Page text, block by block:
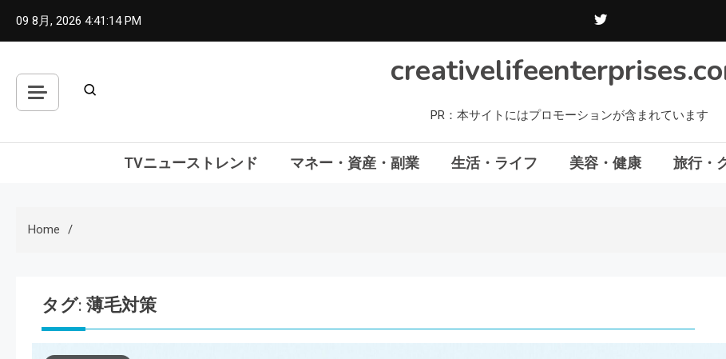
09 8月, 2026 4:41:16 PM
PR：本サイトにはプロモーションが含まれています
TVニューストレンド マネー・資産・副業 生活・ライフ 美容・健康 旅行・
Home
タグ: 薄毛対策